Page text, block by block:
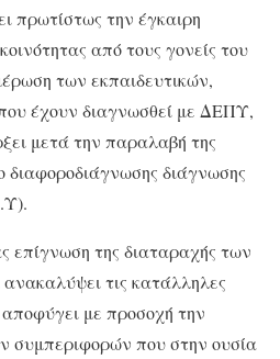
πρωτίστως την έγκαιρη
από τους γονείς του
των εκπαιδευτικών,
έχουν διαγνωσθεί με ΔΕΠΥ,
μετά την παραλαβή της
διαφοροδιάγνωσης διάγνωσης
επίγνωση της διαταραχής των
τις κατάλληλες
με προσοχή την
συμπεριφορών που στην ουσία